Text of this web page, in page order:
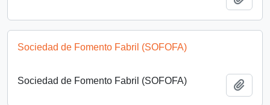
Sociedad de Fomento Fabril (SOFOFA)
Sociedad de Fomento Fabril (SOFOFA)